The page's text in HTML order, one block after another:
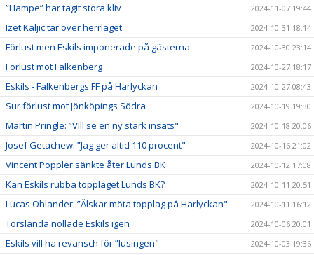
”Hampe” har tagit stora kliv 2024-11-07 19:44
Izet Kaljic tar över herrlaget 2024-10-31 18:14
Förlust men Eskils imponerade på gästerna 2024-10-30 23:14
Förlust mot Falkenberg 2024-10-27 18:17
Eskils - Falkenbergs FF på Harlyckan 2024-10-27 08:43
Sur förlust mot Jönköpings Södra 2024-10-19 19:30
Martin Pringle: ”Vill se en ny stark insats" 2024-10-18 20:06
Josef Getachew: ”Jag ger altid 110 procent" 2024-10-16 21:02
Vincent Poppler sänkte åter Lunds BK 2024-10-12 17:08
Kan Eskils rubba topplaget Lunds BK? 2024-10-11 20:51
Lucas Ohlander: ”Älskar möta topplag på Harlyckan" 2024-10-11 16:12
Torslanda nollade Eskils igen 2024-10-06 20:01
Eskils vill ha revansch för ”lusingen" 2024-10-03 19:36